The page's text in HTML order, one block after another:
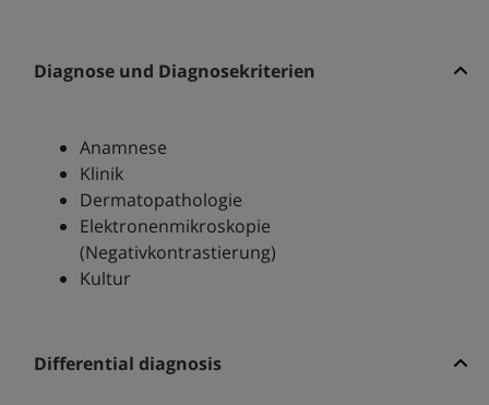
Diagnose und Diagnosekriterien
Anamnese
Klinik
Dermatopathologie
Elektronenmikroskopie
(Negativkontrastierung)
Kultur
Differential diagnosis